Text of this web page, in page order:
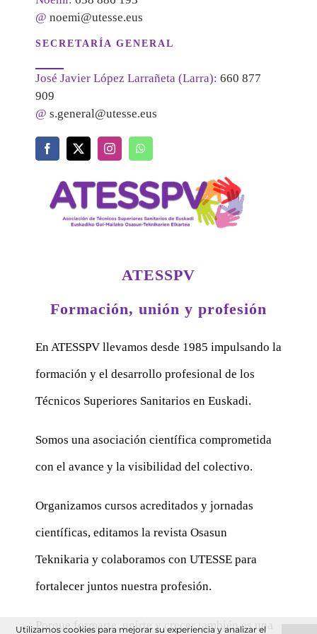
@ noemi@utesse.eus
SECRETARÍA GENERAL
José Javier López Larrañeta (Larra): 660 877
909
@ s.general@utesse.eus
ATESSPV
Formación, unión y profesión
En ATESSPV llevamos desde 1985 impulsando la
formación y el desarrollo profesional de los
Técnicos Superiores Sanitarios en Euskadi.
Somos una asociación científica comprometida
con el avance y la visibilidad del colectivo.
Organizamos cursos acreditados y jornadas
científicas, editamos la revista Osasun
Teknikaria y colaboramos con UTESSE para
fortalecer juntos nuestra profesión.
Porque formarte, unirte y crecer también es una
Utilizamos cookies para mejorar su experiencia y analizar el